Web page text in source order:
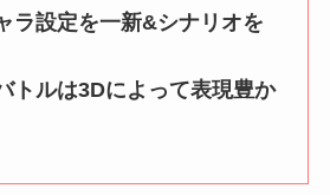
ラ設定を一新&シナリオを
トルは3Dによって表現豊か